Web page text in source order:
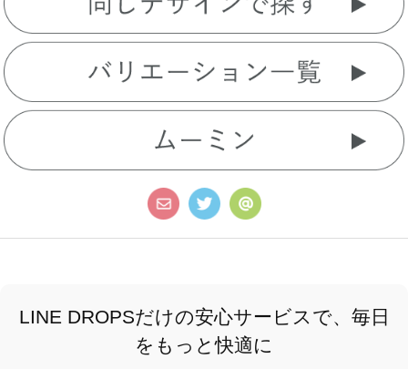
LINE DROPSだけの安心サービスで、毎日
をもっと快適に